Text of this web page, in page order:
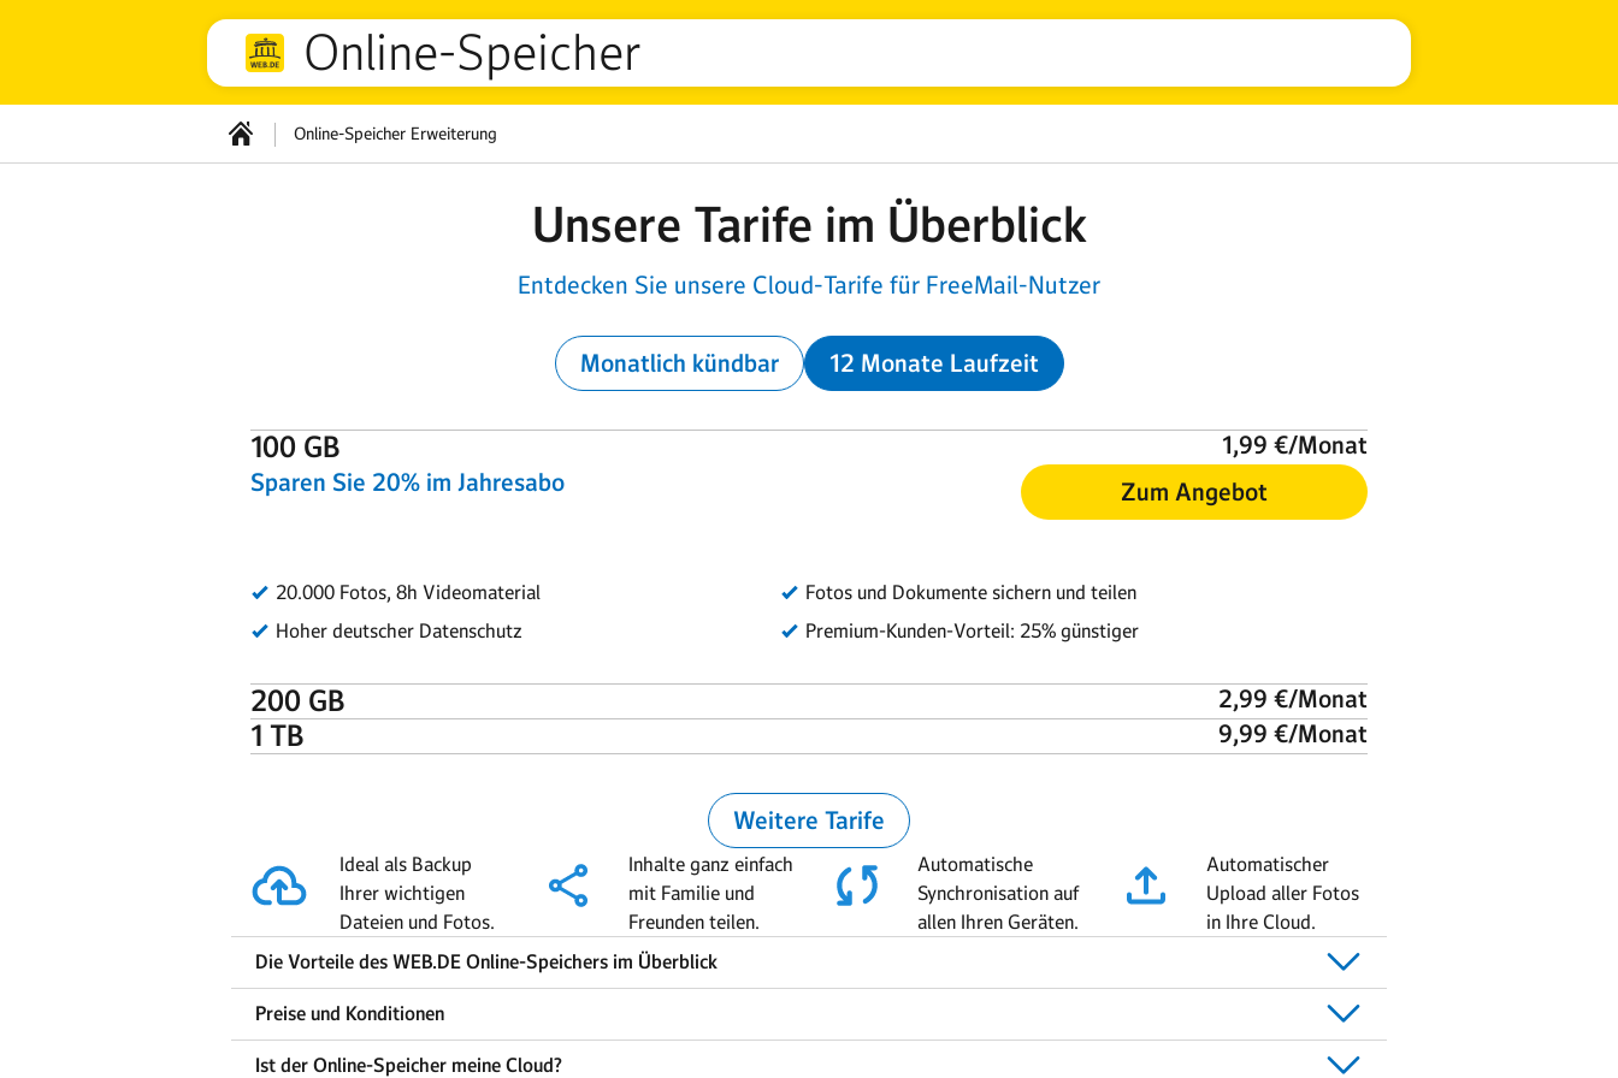
Online-Speicher
Online-Speicher Erweiterung
Ideal als Backup
Ihrer wichtigen
Dateien und Fotos.
Inhalte ganz einfach
mit Familie und
Freunden teilen.
Automatische
Synchronisation auf
allen Ihren Geräten.
Automatischer
Upload aller Fotos
in Ihre Cloud.
Die Vorteile des WEB.DE Online-Speichers im Überblick
Preise und Konditionen
Ist der Online-Speicher meine Cloud?